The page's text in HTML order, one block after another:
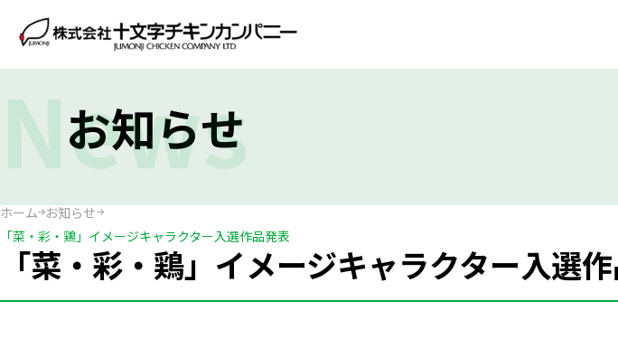
お知らせ
News
ホーム お知らせ
「菜・彩・鶏」イメージキャラクター入選作品発表
「菜・彩・鶏」イメージキャラクター入選